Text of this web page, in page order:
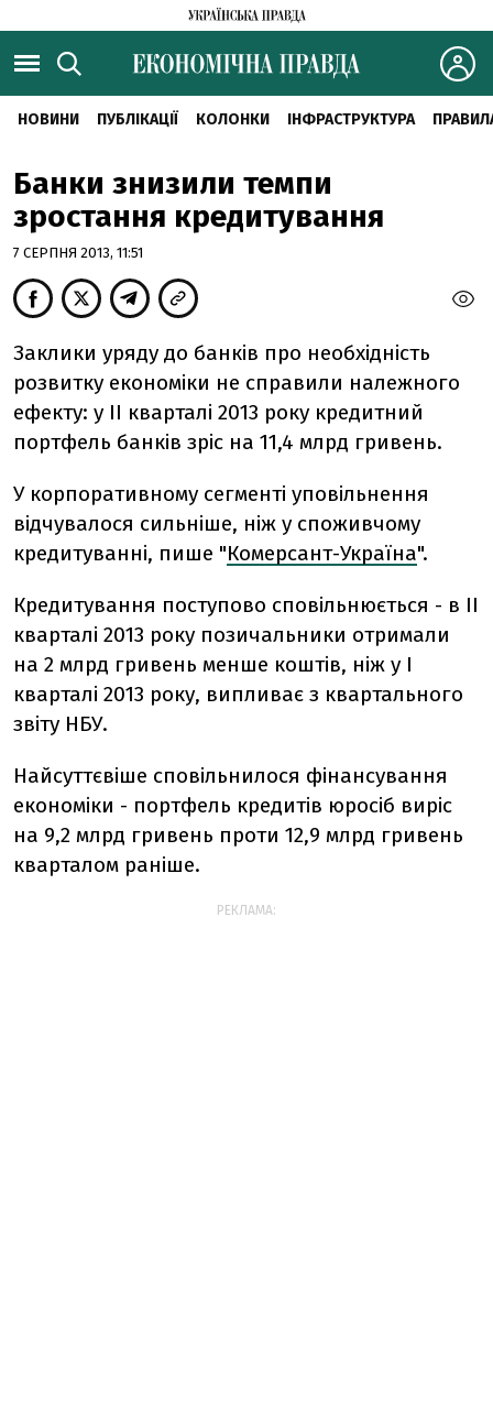
НОВИНИ ПУБЛІКАЦІЇ КОЛОНКИ ІНФРАСТРУКТУРА
Банки знизили темпи
зростання кредитування
7 СЕРПНЯ 2013, 11:51
Заклики уряду до банків про необхідність
розвитку економіки не справили належного
ефекту: у II кварталі 2013 року кредитний
портфель банків зріс на 11,4 млрд гривень.
У корпоративному сегменті уповільнення
відчувалося сильніше, ніж у споживчому
кредитуванні, пише "Комерсант-Україна".
Кредитування поступово сповільнюється - в II
кварталі 2013 року позичальники отримали
на 2 млрд гривень менше коштів, ніж у I
кварталі 2013 року, випливає з квартального
звіту НБУ.
Найсуттєвіше сповільнилося фінансування
економіки - портфель кредитів юросіб виріс
на 9,2 млрд гривень проти 12,9 млрд гривень
кварталом раніше.
РЕКЛАМА: